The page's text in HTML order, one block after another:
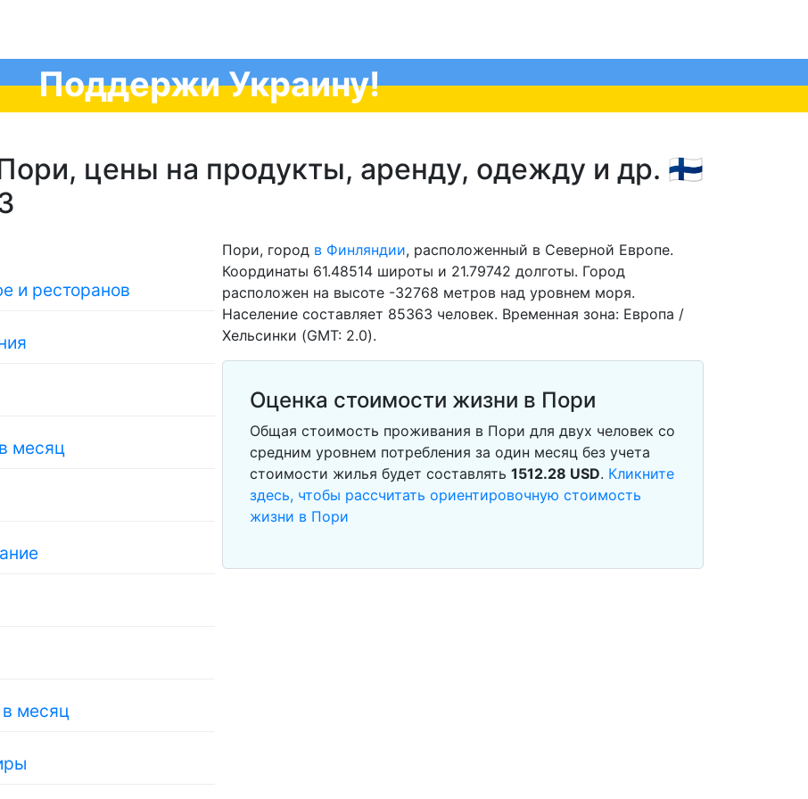
Поддержи Украину!
цены на продукты, аренду, одежду и др. 🇫🇮
и ресторанов
месяц
месяц
Пори, город в Финляндии, расположенный в Северной Европе.
Координаты 61.48514 широты и 21.79742 долготы. Город
расположен на высоте -32768 метров над уровнем моря.
Население составляет 85363 человек. Временная зона: Европа /
Хельсинки (GMT: 2.0).
Оценка стоимости жизни в Пори
Общая стоимость проживания в Пори для двух человек со
средним уровнем потребления за один месяц без учета
стоимости жилья будет составлять 1512.28 USD. Кликните
здесь, чтобы рассчитать ориентировочную стоимость
жизни в Пори